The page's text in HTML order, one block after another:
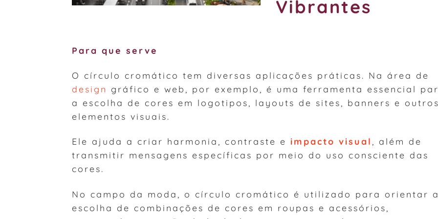
Vibrantes
Para que serve
O círculo cromático tem diversas aplicações práticas. Na área de
design gráfico e web, por exemplo, é uma ferramenta essencial
a escolha de cores em logotipos, layouts de sites, banners e outros
elementos visuais.
Ele ajuda a criar harmonia, contraste e impacto visual
, além de
transmitir mensagens específicas por meio do uso consciente das
cores.
No campo da moda, o círculo cromático é utilizado para orientar a
escolha de combinações de cores em roupas e acessórios,